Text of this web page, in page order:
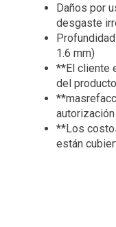
Daños por
desgaste
1.6 mm)
**El cliente
del
**Los
están